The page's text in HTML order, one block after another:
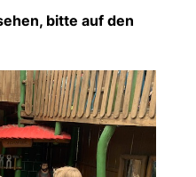
bitte auf den